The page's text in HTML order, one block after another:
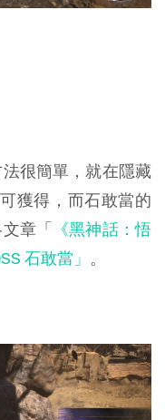
很簡單，就在隱藏
獲得，而石敢當的
章「 《黑神話：悟
石敢當」 。